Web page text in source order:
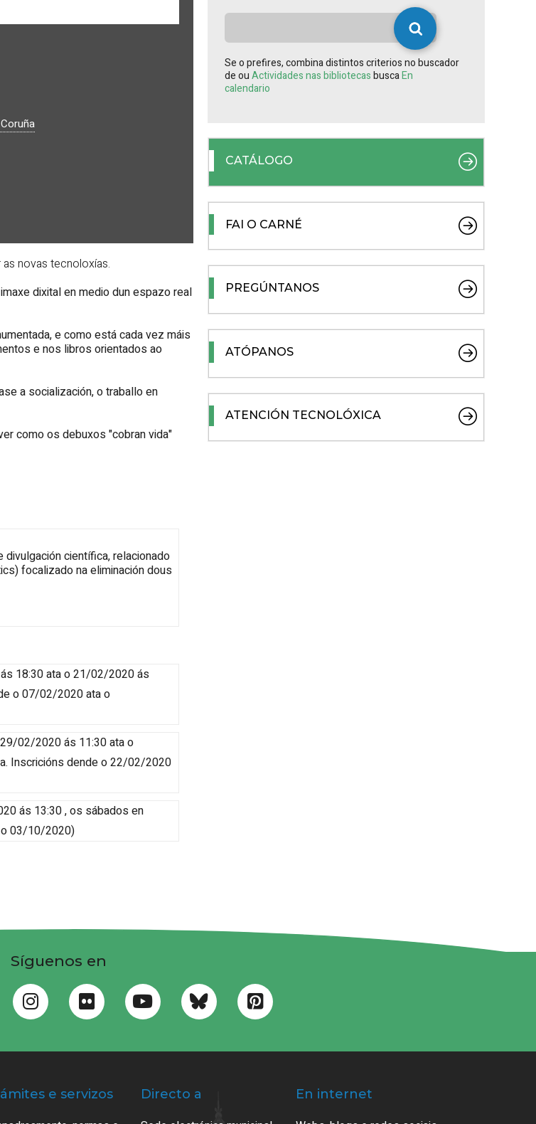
novas tecnoloxías.
dixital en medio dun espazo real
e como está cada vez máis
e nos libros orientados ao
a socialización, o traballo en
como os debuxos "cobran vida"
científica, relacionado
focalizado na eliminación dous
18:30 ata o 21/02/2020 ás
o 07/02/2020 ata o
02/2020 ás 11:30 ata o
. Inscricións dende o 22/02/2020
ás 13:30 , os sábados en
03/10/2020)
Se o prefires, combina distintos criterios no buscador
de ouActividades nas bibliotecasbuscaEn
calendario
CATÁLOGO
FAI O CARNÉ
PREGÚNTANOS
ATÓPANOS
ATENCIÓN TECNOLÓXICA
Síguenos en
e servizos Directo a En internet